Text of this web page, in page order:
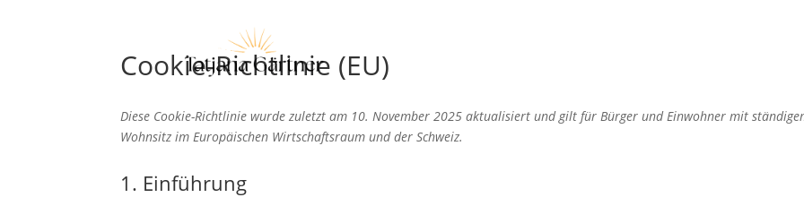
Cookie-Richtlinie (EU)
Diese Cookie-Richtlinie wurde zuletzt am 10. November 2025 aktualisiert und gilt für Bürger und Einwohner mit
Wohnsitz im Europäischen Wirtschaftsraum und der Schweiz.
1. Einführung